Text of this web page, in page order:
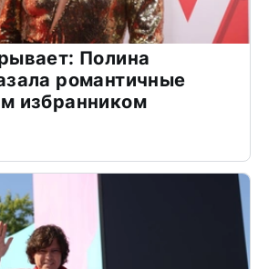
Полина
романтичные
избранником